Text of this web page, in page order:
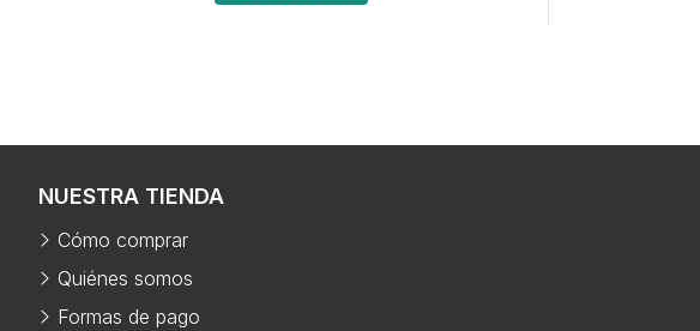
NUESTRA TIENDA
Cómo comprar
Quiénes somos
Formas de pago